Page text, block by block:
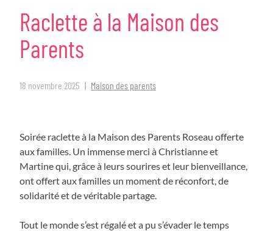
Raclette à la Maison des
Parents
18 novembre 2025 Maison des parents
Soirée raclette à la Maison des Parents Roseau offerte
aux familles. Un immense merci à Christianne et
Martine qui, grâce à leurs sourires et leur bienveillance,
ont offert aux familles un moment de réconfort, de
solidarité et de véritable partage.
Tout le monde s’est régalé et a pu s’évader le temps